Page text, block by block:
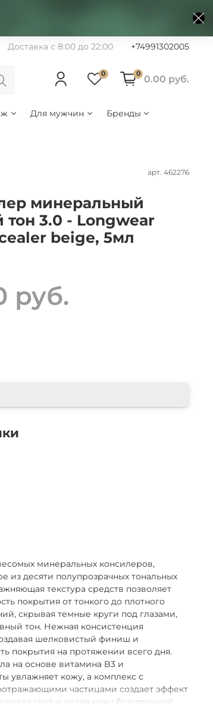
Доставка с 8:00 до 22:00 +74991302005
0 0 0.00 руб.
Для мужчин Бренды
арт. 462276
минеральный
тон 3.0 - Longwear
beige, 5мл
руб.
минеральных консилеров,
из десяти полупрозрачных тональных
текстура средств позволяет
покрытия от тонкого до плотного
скрывая темные круги под глазами,
тон. Нежная консистенция
шелковистый финиш и
покрытия на протяжении всего дня.
на основе витамина B3 и
увлажняет кожу, а комплекс с
частицами создает эффект
свет и делая кожу безупречной.